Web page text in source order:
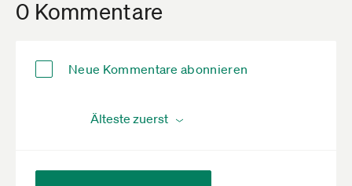
0 Kommentare
Neue Kommentare abonnieren